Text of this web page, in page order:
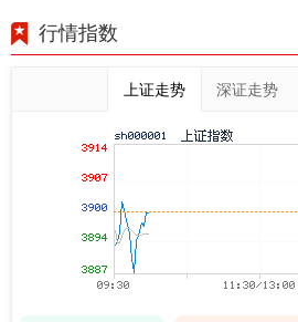
行情指数
上证走势 深证走势